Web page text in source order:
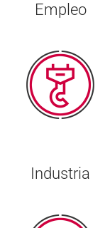
Empleo
Industria